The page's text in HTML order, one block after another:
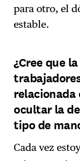
para otro, el
estable.
¿Cree que
relacionada
ocultar la
tipo de
Cada vez